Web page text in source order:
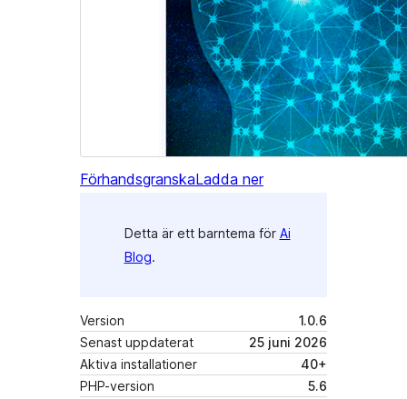
FörhandsgranskaLadda ner
Detta är ett barntema för Ai
Blog.
Version
1.0.6
Senast uppdaterat
25 juni 2026
Aktiva installationer
40+
PHP-version
5.6